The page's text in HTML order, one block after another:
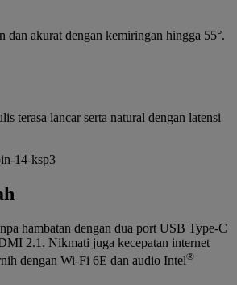
dan akurat dengan kemiringan hingga 55°.
terasa lancar serta natural dengan latensi
hambatan dengan dua port USB Type-C
2.1. Nikmati juga kecepatan internet
dengan Wi-Fi 6E dan audio Intel®